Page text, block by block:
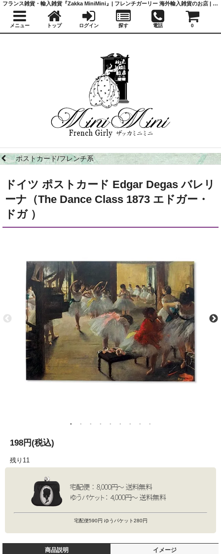
ポストカード/フレンチ系
ドイツ ポストカード Edgar Degas バレリ
ーナ（The Dance Class 1873 エドガー・
ドガ ）
198円(税込)
残り11
宅配便590円 ゆうパケット280円
商品説明 イメージ
フランス雑貨・輸入雑貨『Zakka MiniMini』| フレンチガーリー 海外輸入雑貨のお店 | かわいい雑貨 | 蚤の市 | アンティーク
メニュー トップ ログイン 探す 電話 0